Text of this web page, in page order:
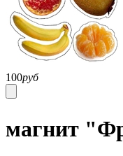
100руб
магнит